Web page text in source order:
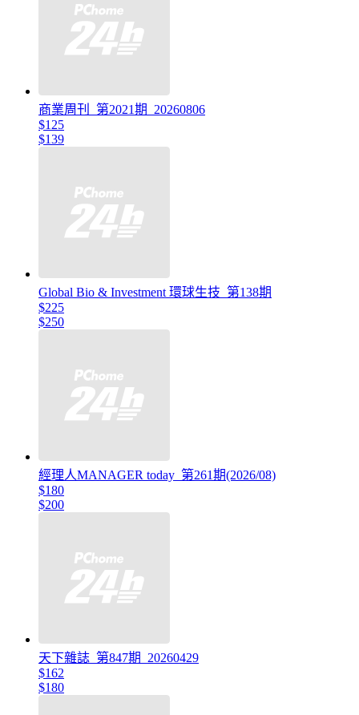
商業周刊_第2021期_20260806
$125
$139
Global Bio & Investment 環球生技_第138期
$225
$250
經理人MANAGER today_第261期(2026/08)
$180
$200
天下雜誌_第847期_20260429
$162
$180